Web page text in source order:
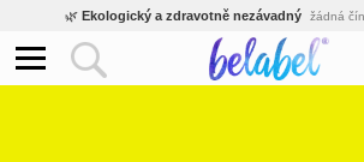
🌿 Ekologický a zdravotně nezávadný žádná
Inovativní výroba vlastní vývoj,
Rychlé dodání expedujeme do